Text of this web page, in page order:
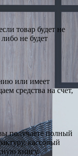
товар будет не
не будет
или имеет
средства на счет,
получаете полный
кассовый
книгу.